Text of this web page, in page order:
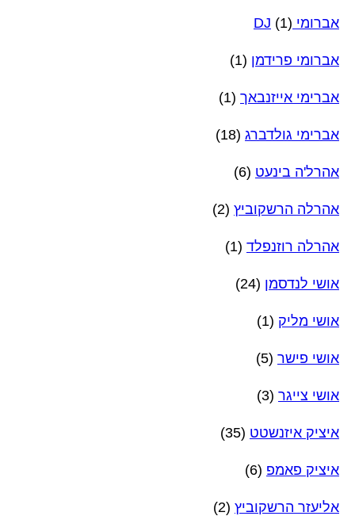
אברומי DJ (1)
אברומי פרידמן (1)
אברימי אייזנבאך (1)
אברימי גולדברג (18)
אהרל'ה בינעט (6)
אהרלה הרשקוביץ (2)
אהרלה רוזנפלד (1)
אושי לנדסמן (24)
אושי מליק (1)
אושי פישר (5)
אושי צייגר (3)
איציק איזנשטט (35)
איציק פאמפ (6)
אליעזר הרשקוביץ (2)